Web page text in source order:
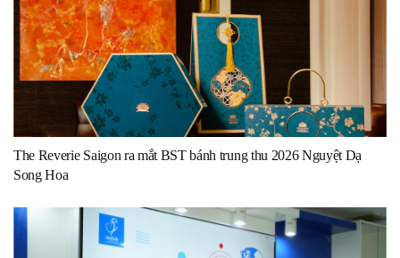
The Reverie Saigon ra mắt BST bánh trung thu 2026 Nguyệt Dạ
Song Hoa